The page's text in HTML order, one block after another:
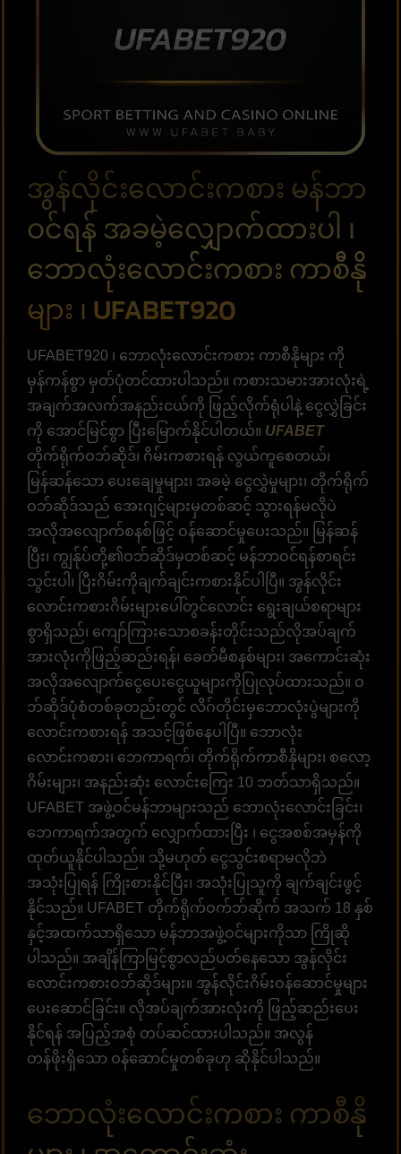
အွန်လိုင်းလောင်းကစား မန်ဘာ
ဝင်ရန် အခမဲ့လျှောက်ထားပါ ၊
ဘောလုံးလောင်းကစား ကာစီနို
များ ၊ UFABET920
UFABET920 ၊ ဘောလုံးလောင်းကစား ကာစီနိုများ ကို
မှန်ကန်စွာ မှတ်ပုံတင်ထားပါသည်။ ကစားသမားအားလုံးရဲ့
အချက်အလက်အနည်းငယ်ကို ဖြည့်လိုက်ရုံပါနဲ့ ငွေလွှဲခြင်း
ကို အောင်မြင်စွာ ပြီးမြောက်နိုင်ပါတယ်။ UFABET
တိုက်ရိုက်ဝဘ်ဆိုဒ်၊ ဂိမ်းကစားရန် လွယ်ကူစေတယ်၊
မြန်ဆန်သော ပေးချေမှုများ၊ အခမဲ့ ငွေလွှဲမှုများ၊ တိုက်ရိုက်
ဝဘ်ဆိုဒ်သည် အေးဂျင့်များမှတစ်ဆင့် သွားရန်မလိုပဲ
အလိုအလျောက်စနစ်ဖြင့် ဝန်ဆောင်မှုပေးသည်။ မြန်ဆန်
ပြီး၊ ကျွန်ုပ်တို့၏ဝဘ်ဆိုဒ်မှတစ်ဆင့် မန်ဘာဝင်ရန်စာရင်း
သွင်းပါ၊ ပြီးဂိမ်းကိုချက်ချင်းကစားနိုင်ပါပြီ။ အွန်လိုင်း
လောင်းကစားဂိမ်းများပေါ်တွင်လောင်း ရွေးချယ်စရာများ
စွာရှိသည်၊ ကျော်ကြားသောစခန်းတိုင်းသည်လိုအပ်ချက်
အားလုံးကိုဖြည့်ဆည်းရန်၊ ခေတ်မီစနစ်များ၊ အကောင်းဆုံး
အလိုအလျောက်ငွေပေးငွေယူများကိုပြုလုပ်ထားသည်။ ဝ
ဘ်ဆိုဒ်ပုံစံတစ်ခုတည်းတွင် လိဂ်တိုင်းမှဘောလုံးပွဲများကို
လောင်းကစားရန် အသင့်ဖြစ်နေပါပြီ။ ဘောလုံး
လောင်းကစား၊ ဘေကာရက်၊ တိုက်ရိုက်ကာစီနိုများ၊ စလော့
ဂိမ်းများ၊ အနည်းဆုံး လောင်းကြေး 10 ဘတ်သာရှိသည်။
UFABET အဖွဲ့ဝင်မန်ဘာများသည် ဘောလုံးလောင်းခြင်း၊
ဘေကာရက်အတွက် လျှောက်ထားပြီး ၊ ငွေအစစ်အမှန်ကို
ထုတ်ယူနိုင်ပါသည်။ သို့မဟုတ် ငွေသွင်းစရာမလိုဘဲ
အသုံးပြုရန် ကြိုးစားနိုင်ပြီး၊ အသုံးပြုသူကို ချက်ချင်းဖွင့်
နိုင်သည်။ UFABET တိုက်ရိုက်ဝက်ဘ်ဆိုက် အသက် 18 နှစ်
နှင့်အထက်သာရှိသော မန်ဘာအဖွဲ့ဝင်များကိုသာ ကြိုဆို
ပါသည်။ အချိန်ကြာမြင့်စွာလည်ပတ်နေသော အွန်လိုင်း
လောင်းကစားဝဘ်ဆိုဒ်များ။ အွန်လိုင်းဂိမ်းဝန်ဆောင်မှုများ
ပေးဆောင်ခြင်း။ လိုအပ်ချက်အားလုံးကို ဖြည့်ဆည်းပေး
နိုင်ရန် အပြည့်အစုံ တပ်ဆင်ထားပါသည်။ အလွန်
တန်ဖိုးရှိသော ဝန်ဆောင်မှုတစ်ခုဟု ဆိုနိုင်ပါသည်။
ဘောလုံးလောင်းကစား ကာစီနို